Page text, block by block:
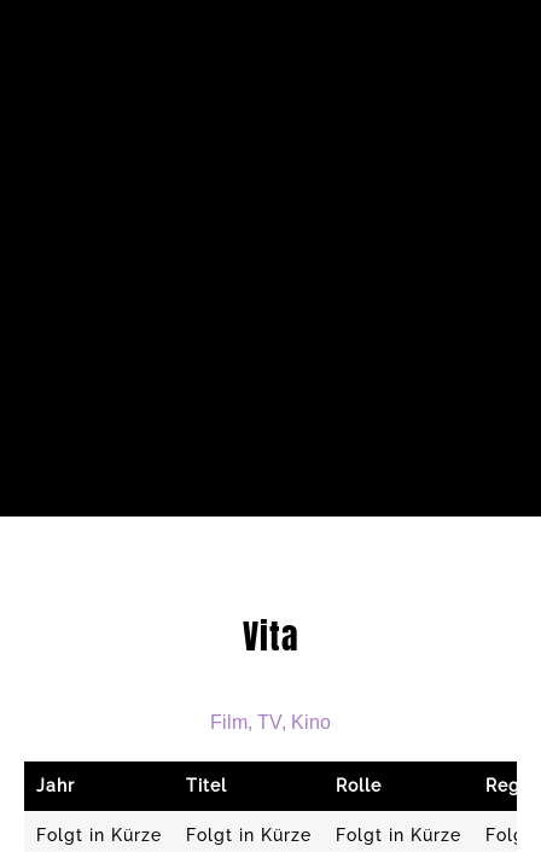
Vita
Film, TV, Kino
Jahr Titel Rolle Regie
Folgt in Kürze Folgt in Kürze Folgt in Kürze Folgt